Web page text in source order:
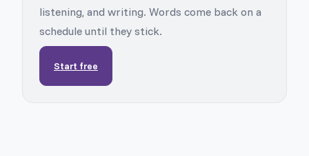
listening, and writing. Words come back on a
schedule until they stick.
Start free